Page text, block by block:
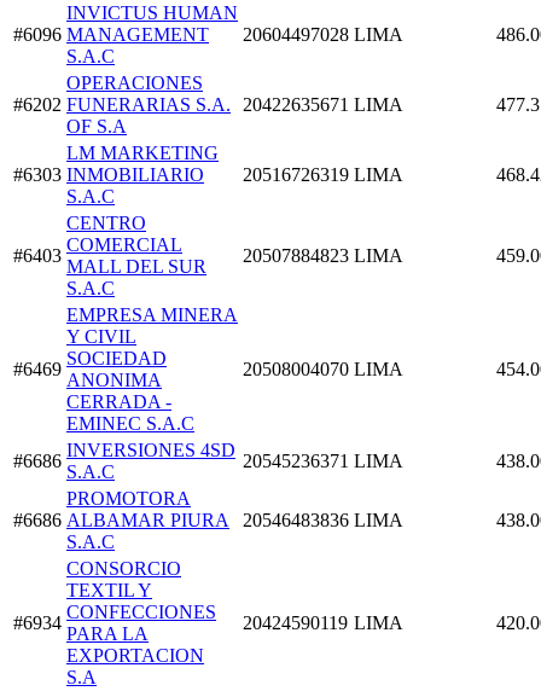
#6096
INVICTUS HUMAN
MANAGEMENT
S.A.C
20604497028 LIMA
#6202
OPERACIONES
FUNERARIAS S.A.
OF S.A
20422635671 LIMA
#6303
LM MARKETING
INMOBILIARIO
S.A.C
20516726319 LIMA
#6403
CENTRO
COMERCIAL
MALL DEL SUR
S.A.C
20507884823 LIMA
#6469
EMPRESA MINERA
Y CIVIL
SOCIEDAD
ANONIMA
CERRADA -
EMINEC S.A.C
20508004070 LIMA
#6686
INVERSIONES 4SD
S.A.C
20545236371 LIMA
#6686
PROMOTORA
ALBAMAR PIURA
S.A.C
20546483836 LIMA
#6934
CONSORCIO
TEXTIL Y
CONFECCIONES
PARA LA
EXPORTACION
S.A
20424590119 LIMA